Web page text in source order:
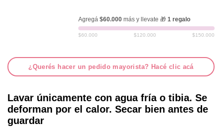
Agregá $60.000más y llevate 🎁 1 regalo
$60.000 $120.000 $150.000
¿Querés hacer un pedido mayorista? Hacé clic acá
Lavar únicamente con agua fría o tibia. Se
deforman por el calor. Secar bien antes de
guardar